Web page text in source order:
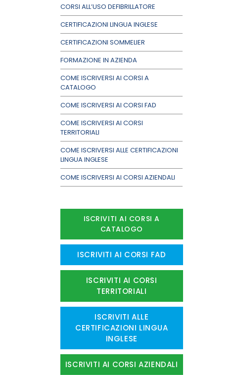
CORSI ALL’USO DEFIBRILLATORE
CERTIFICAZIONI LINGUA INGLESE
CERTIFICAZIONI SOMMELIER
FORMAZIONE IN AZIENDA
COME ISCRIVERSI AI CORSI A
CATALOGO
COME ISCRIVERSI AI CORSI FAD
COME ISCRIVERSI AI CORSI
TERRITORIALI
COME ISCRIVERSI ALLE CERTIFICAZIONI
LINGUA INGLESE
COME ISCRIVERSI AI CORSI AZIENDALI
ISCRIVITI AI CORSI A
CATALOGO
ISCRIVITI AI CORSI FAD
ISCRIVITI AI CORSI
TERRITORIALI
ISCRIVITI ALLE
CERTIFICAZIONI LINGUA
INGLESE
ISCRIVITI AI CORSI AZIENDALI